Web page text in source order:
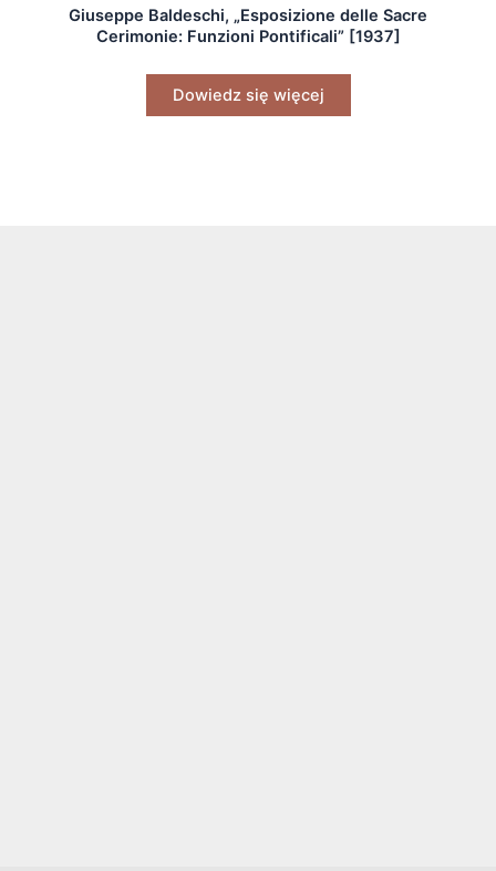
Giuseppe Baldeschi, „Esposizione delle Sacre
Cerimonie: Funzioni Pontificali” [1937]
Dowiedz się więcej